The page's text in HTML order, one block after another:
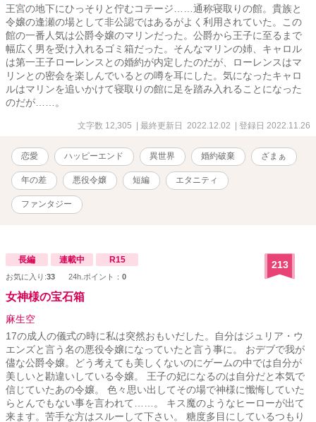
王宮の地下にひっそりと佇むコテージ……通称寝取りの館。貴族と
令嬢の逢瀬の場として非公認ではあるがよく利用されていた。この
館の一番人気は公爵令嬢のマリンだった。公爵から王子に至るまで
幅広く男を受け入れるゴミ箱だった。そんなマリンの姉、キャロル
は第一王子ローレンスとの婚約が内定したのだが、ローレンスはマ
リンとの密会を楽しんでいるとの噂を耳にした。気になったキャロ
ルはマリンを追いかけて寝取りの館に足を踏み入れることになった
のだが……。
文字数 12,305 | 最終更新日 2022.12.02 | 登録日 2022.11.26
恋愛 ハッピーエンド 異世界 婚約破棄 ざまぁ
年の差 悪役令嬢 短編 エタニティ
ファンタジー
長編 連載中 R15
お気に入り:33 24h.ポイント： 0
213
女神様の宝石箱
麻生空
17の成人の儀式の時に私は突然おもいだした。自分はジュリア・ウ
エンズと言う名の悪役令嬢になっていたと言う事に。 おデブで我が
儘な公爵令嬢。どう考えても美しくないのにゲームの中では自分が
美しいと勘違いしている令嬢。 王子の妃になるのは自分だと本気で
信じていたあの令嬢。 色々思い出してその場で神様に懺悔していた
らとんでもない事を言われて……。 キス魔のようなヒーローが出て
来ます。苦手な方はスルーして下さい。 糖度多目にしているつもり